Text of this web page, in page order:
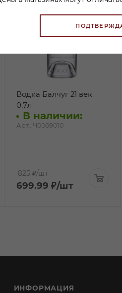
Водка Балчуг 21 век
0,7л
В наличии:
Арт.: Ч0069010
825 ₽/шт
699.99 ₽/шт
ИНФОРМАЦИЯ